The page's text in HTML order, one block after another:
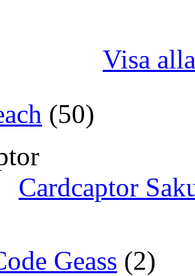
Visa
(50)
Cardcaptor
Geass (2)